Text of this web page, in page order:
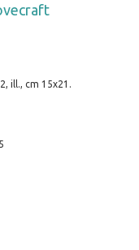
ill., cm 15x21.